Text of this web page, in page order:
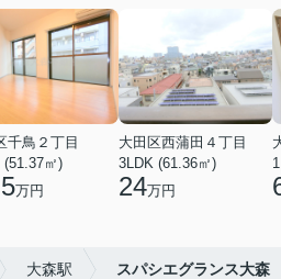
千鳥２丁目
(51.37㎡)
万円
大田区西蒲田４丁目
3LDK (61.36㎡)
24万円
大森駅 スパシエグランス大森